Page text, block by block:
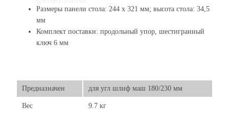
Размеры панели стола: 244 x 321 мм; высота стола: 34,5
мм
Комплект поставки: продольный упор, шестигранный
ключ 6 мм
Предназначен для угл шлиф маш 180/230 мм
Вес 9.7 кг